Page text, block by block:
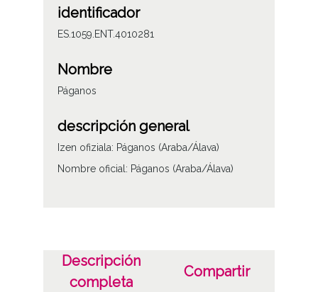
identificador
ES.1059.ENT.4010281
Nombre
Páganos
descripción general
Izen ofiziala: Páganos (Araba/Álava)
Nombre oficial: Páganos (Araba/Álava)
Descripción
completa
Compartir